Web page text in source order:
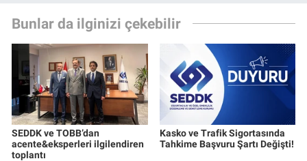
Bunlar da ilginizi çekebilir
SEDDK ve TOBB’dan
acente&eksperleri ilgilendiren
toplantı
Kasko ve Trafik Sigortasında
Tahkime Başvuru Şartı Değişti!